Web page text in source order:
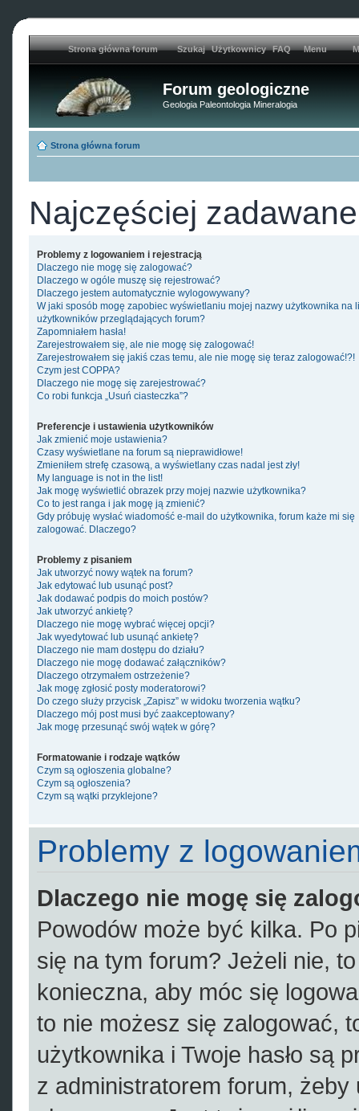
Strona główna forum Szukaj Użytkownicy FAQ Menu
Forum geologiczne
Geologia Paleontologia Mineralogia
Strona główna forum
Najczęściej
Problemy z logowaniem i rejestracją
Dlaczego nie mogę się zalogować?
Dlaczego w ogóle muszę się rejestrować?
Dlaczego jestem automatycznie wylogowywany?
W jaki sposób mogę zapobiec wyświetlaniu mojej nazwy użytkownika na
użytkowników przeglądających forum?
Zapomniałem hasła!
Zarejestrowałem się, ale nie mogę się zalogować!
Zarejestrowałem się jakiś czas temu, ale nie mogę się teraz zalogować!?!
Czym jest COPPA?
Dlaczego nie mogę się zarejestrować?
Co robi funkcja „Usuń ciasteczka”?
Preferencje i ustawienia użytkowników
Jak zmienić moje ustawienia?
Czasy wyświetlane na forum są nieprawidłowe!
Zmieniłem strefę czasową, a wyświetlany czas nadal jest zły!
My language is not in the list!
Jak mogę wyświetlić obrazek przy mojej nazwie użytkownika?
Co to jest ranga i jak mogę ją zmienić?
Gdy próbuję wysłać wiadomość e-mail do użytkownika, forum każe mi się
zalogować. Dlaczego?
Problemy z pisaniem
Jak utworzyć nowy wątek na forum?
Jak edytować lub usunąć post?
Jak dodawać podpis do moich postów?
Jak utworzyć ankietę?
Dlaczego nie mogę wybrać więcej opcji?
Jak wyedytować lub usunąć ankietę?
Dlaczego nie mam dostępu do działu?
Dlaczego nie mogę dodawać załączników?
Dlaczego otrzymałem ostrzeżenie?
Jak mogę zgłosić posty moderatorowi?
Do czego służy przycisk „Zapisz” w widoku tworzenia wątku?
Dlaczego mój post musi być zaakceptowany?
Jak mogę przesunąć swój wątek w górę?
Formatowanie i rodzaje wątków
Czym są ogłoszenia globalne?
Czym są ogłoszenia?
Czym są wątki przyklejone?
Problemy z
Dlaczego nie mogę się
Powodów może być kilka. Po
się na tym forum? Jeżeli nie,
konieczna, aby móc się
to nie możesz się zalogować,
użytkownika i Twoje hasło są
z administratorem forum, żeby